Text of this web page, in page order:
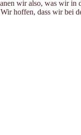
wir also, was wir in
hoffen, dass wir